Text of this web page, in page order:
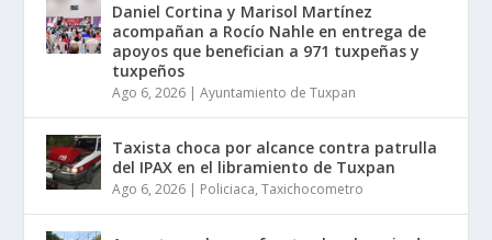
Daniel Cortina y Marisol Martínez
acompañan a Rocío Nahle en entrega de
apoyos que benefician a 971 tuxpeñas y
tuxpeños
Ago 6, 2026 |Ayuntamiento de Tuxpan
Taxista choca por alcance contra patrulla
del IPAX en el libramiento de Tuxpan
Ago 6, 2026 | Policiaca,Taxichocometro